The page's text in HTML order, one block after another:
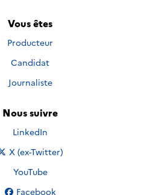
Vous êtes
Producteur
Candidat
Journaliste
Nous suivre
Nous suivre sur
LinkedIn
Nous suivre sur
X (ex-Twitter)
Nous suivre sur
YouTube
Nous suivre sur
Facebook